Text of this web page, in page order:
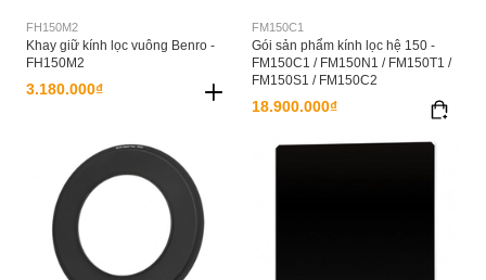
FH150M2
Khay giữ kính lọc vuông Benro -
FH150M2
3.180.000₫
FM150C1
Gói sản phẩm kính lọc hệ 150 -
FM150C1 / FM150N1 / FM150T1 /
FM150S1 / FM150C2
18.900.000₫